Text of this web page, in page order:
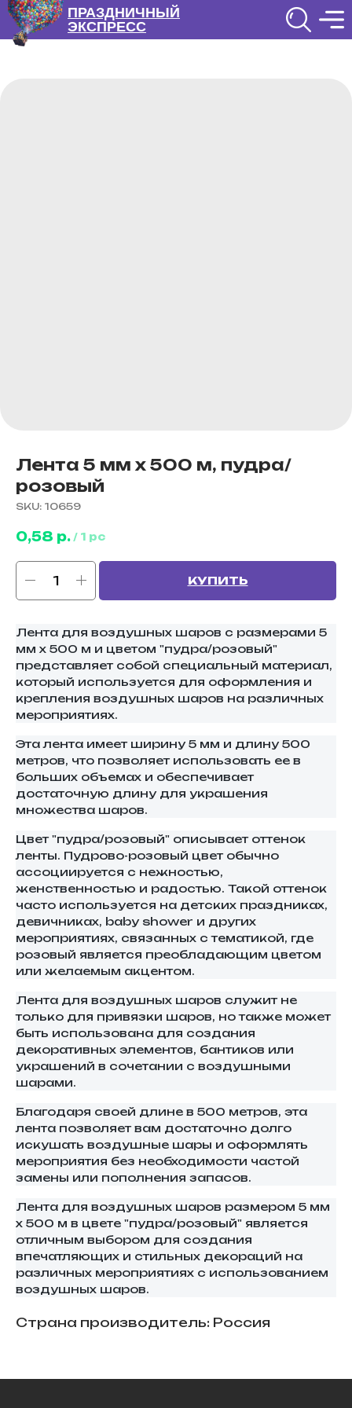
ПРАЗДНИЧНЫЙ
ЭКСПРЕСС
Лента 5 мм х 500 м, пудра/
розовый
SKU: 10659
0,58 р. / 1 pc
КУПИТЬ
Лента для воздушных шаров с размерами 5
мм х 500 м и цветом "пудра/розовый"
представляет собой специальный материал,
который используется для оформления и
крепления воздушных шаров на различных
мероприятиях.
Эта лента имеет ширину 5 мм и длину 500
метров, что позволяет использовать ее в
больших объемах и обеспечивает
достаточную длину для украшения
множества шаров.
Цвет "пудра/розовый" описывает оттенок
ленты. Пудрово-розовый цвет обычно
ассоциируется с нежностью,
женственностью и радостью. Такой оттенок
часто используется на детских праздниках,
девичниках, baby shower и других
мероприятиях, связанных с тематикой, где
розовый является преобладающим цветом
или желаемым акцентом.
Лента для воздушных шаров служит не
только для привязки шаров, но также может
быть использована для создания
декоративных элементов, бантиков или
украшений в сочетании с воздушными
шарами.
Благодаря своей длине в 500 метров, эта
лента позволяет вам достаточно долго
искушать воздушные шары и оформлять
мероприятия без необходимости частой
замены или пополнения запасов.
Лента для воздушных шаров размером 5 мм
х 500 м в цвете "пудра/розовый" является
отличным выбором для создания
впечатляющих и стильных декораций на
различных мероприятиях с использованием
воздушных шаров.
Страна производитель: Россия